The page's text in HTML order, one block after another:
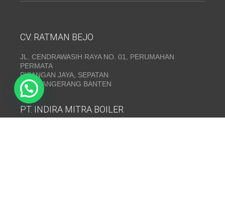
CV. RATMAN BEJO
JL. CENDRAWASIH RAYA NO. 01, PERUMAHAN
PERMATA
PISANGAN JAYA, SEPATAN
KAB. TANGERANG BANTEN
PT. INDIRA MITRA BOILER